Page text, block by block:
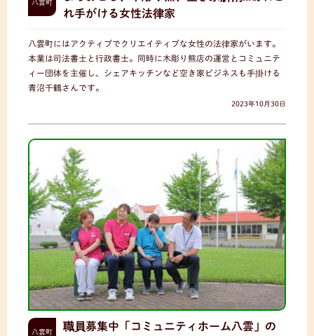
八雲町
れ手がける女性法律家
八雲町にはアクティブでクリエイティブな女性の法律家がいます。
本業は司法書士と行政書士。同時に木彫り熊店の運営とコミュニテ
ィー団体を主催し、シェアキッチンなど空き家ビジネスも手掛ける
青沼千鶴さんです。
2023年10月30日
八雲町
職員募集中「コミュニティホーム八雲」の